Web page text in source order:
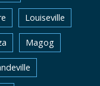
Louiseville
Magog